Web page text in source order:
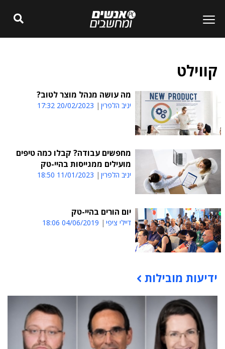
קווילט
מה עושה מנהל מוצר לטוב?
יניב הלפרין 20/02/2023 17:32
מחפשים עבודה? קבלו כמה טיפים
מועילים ממגייסות בהיי-טק
יניב הלפרין 11/01/2023 18:50
יום הורים בהיי-טק
דיילי ציפי 04/06/2019 18:06
תוכן פרסומי
ידיעות מובילות